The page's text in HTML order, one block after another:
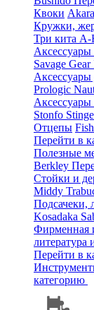
Квоки Akara
Кружки,
Три кита A-
Savage Gear
Аксессуары
Prologic
Stonfo
Отцепы
Перейти в
Полезные
Berkley
Стойки и
Middy
Подсачеки,
Kosadaka
Фирменная
литература
Перейти в
категорию